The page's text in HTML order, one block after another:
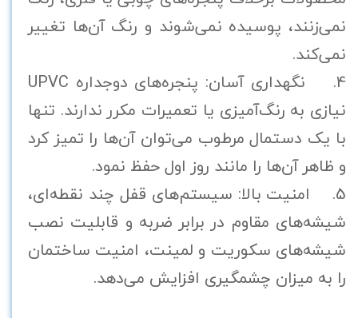
نمی‌زنند، پوسیده نمی‌شوند و رنگ آن‌ها تغییر
نمی‌کند.
4. نگهداری آسان: پنجره‌های دوجداره UPVC
نیازی به رنگ‌آمیزی یا تعمیرات مکرر ندارند. تنها
با یک دستمال مرطوب می‌توان آن‌ها را تمیز کرد
و ظاهر آن‌ها را مانند روز اول حفظ نمود.
5. امنیت بالا: سیستم‌های قفل چند نقطه‌ای،
شیشه‌های مقاوم در برابر ضربه و قابلیت نصب
شیشه‌های سکوریت و لمینت، امنیت ساختمان
را به میزان چشمگیری افزایش می‌دهد.